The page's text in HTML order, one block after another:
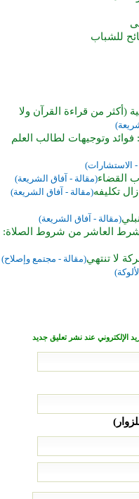
للشباب
من قراءة القرآن ولا
وتوجيهات لطالب العلم
الاستشارات)
القضاء(مقالة - آفاق الشريعة)
تكليفه(مقالة - آفاق الشريعة)
(مقالة - آفاق الشريعة)
العاشر من شروط الصلاة:
(مقالة - مجتمع وإصلاح)
الإلكتروني عند نشر تعليق جديد